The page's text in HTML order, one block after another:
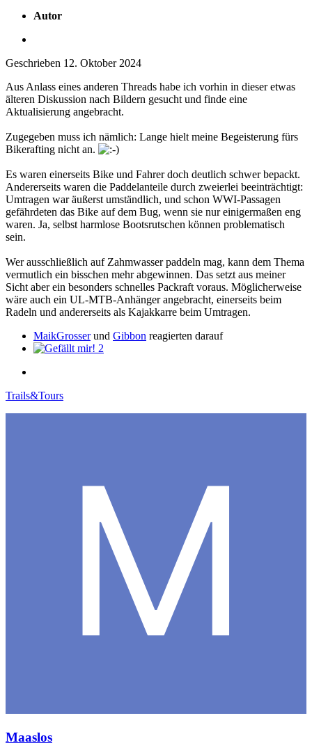
Autor
Geschrieben 12. Oktober 2024
Aus Anlass eines anderen Threads habe ich vorhin in dieser etwas
älteren Diskussion nach Bildern gesucht und finde eine
Aktualisierung angebracht.
Zugegeben muss ich nämlich: Lange hielt meine Begeisterung fürs
Bikerafting nicht an.
Es waren einerseits Bike und Fahrer doch deutlich schwer bepackt.
Andererseits waren die Paddelanteile durch zweierlei beeinträchtigt:
Umtragen war äußerst umständlich, und schon WWI-Passagen
gefährdeten das Bike auf dem Bug, wenn sie nur einigermaßen eng
waren. Ja, selbst harmlose Bootsrutschen können problematisch
sein.
Wer ausschließlich auf Zahmwasser paddeln mag, kann dem Thema
vermutlich ein bisschen mehr abgewinnen. Das setzt aus meiner
Sicht aber ein besonders schnelles Packraft voraus. Möglicherweise
wäre auch ein UL-MTB-Anhänger angebracht, einerseits beim
Radeln und andererseits als Kajakkarre beim Umtragen.
MaikGrosserund Gibbon reagierten darauf
2
Trails&Tours
Maaslos